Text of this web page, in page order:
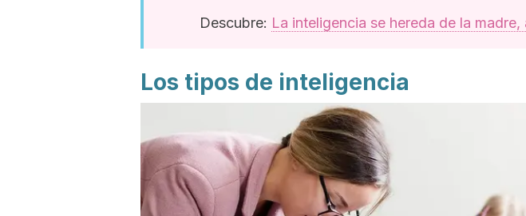
Descubre: La inteligencia se hereda de la
Los tipos de inteligencia